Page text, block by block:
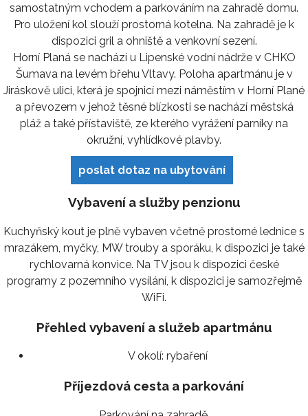
samostatným vchodem a parkováním na zahradě domu.
Pro uložení kol slouží prostorná kotelna. Na zahradě je k
dispozici gril a ohniště a venkovní sezení.
Horní Planá se nachází u Lipenské vodní nádrže v CHKO
Šumava na levém břehu Vltavy. Poloha apartmánu je v
Jiráskově ulici, která je spojnicí mezi náměstím v Horní Plané
a převozem v jehož těsné blízkosti se nachází městská
pláž a také přístaviště, ze kterého vyrážení parníky na
okružní, vyhlídkové plavby.
poslat dotaz na ubytování
Vybavení a služby penzionu
Kuchyňský kout je plně vybaven včetně prostorné lednice s
mrazákem, myčky, MW trouby a sporáku, k dispozici je také
rychlovarná konvice. Na TV jsou k dispozici české
programy z pozemního vysílání, k dispozici je samozřejmě
WiFi.
Přehled vybavení a služeb apartmánu
V okolí: rybaření
Příjezdová cesta a parkování